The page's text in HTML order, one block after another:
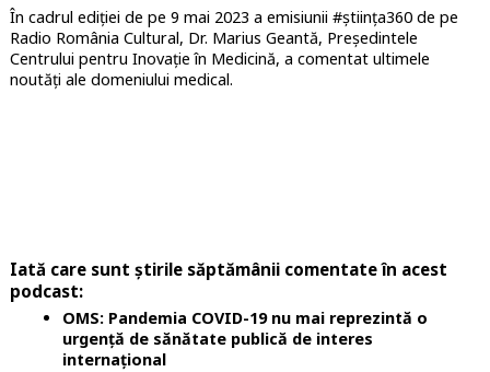
În cadrul ediției de pe 9 mai 2023 a emisiunii #știința360 de pe
Radio România Cultural, Dr. Marius Geantă, Președintele
Centrului pentru Inovație în Medicină, a comentat ultimele
noutăți ale domeniului medical.
Iată care sunt știrile săptămânii comentate în acest
podcast:
OMS: Pandemia COVID-19 nu mai reprezintă o
urgență de sănătate publică de interes
internațional